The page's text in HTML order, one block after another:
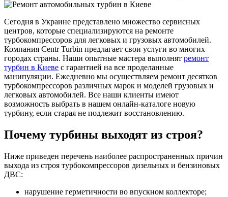
Сегодня в Украине представлено множество сервисных
центров, которые специализируются на ремонте
турбокомпрессоров для легковых и грузовых автомобилей.
Компания Centr Turbin предлагает свои услуги во многих
городах страны. Наши опытные мастера выполнят ремонт
турбин в Киеве с гарантией на все проделанные
манипуляции. Ежедневно мы осуществляем ремонт десятков
турбокомпрессоров различных марок и моделей грузовых и
легковых автомобилей. Все наши клиенты имеют
возможность выбрать в нашем онлайн-каталоге новую
турбину, если старая не подлежит восстановлению.
Почему турбины выходят из строя?
Ниже приведен перечень наиболее распространенных причин
выхода из строя турбокомпрессоров дизельных и бензиновых
ДВС:
нарушение герметичности во впускном коллекторе;